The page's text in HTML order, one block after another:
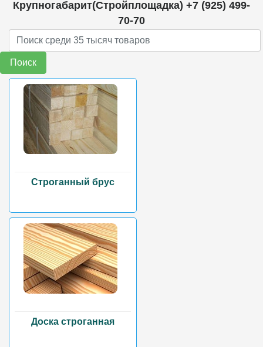
Крупногабарит(Стройплощадка) +7 (925) 499-
70-70
Поиск
Строганный брус
Доска строганная